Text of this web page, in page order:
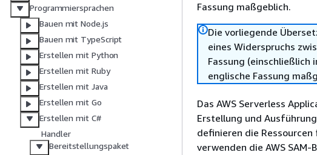
Programmiersprachen
Bauen mit Node.js
Bauen mit TypeScript
Erstellen mit Python
Erstellen mit Ruby
Erstellen mit Java
Erstellen mit Go
Erstellen mit C#
Handler
Bereitstellungspaket
Fassung maßgeblich.
Die vorliegende
eines Widerspruchs
Fassung (einschließlich
englische Fassung
Das AWS Serverless
Erstellung und
definieren die Ressourcen
verwenden die AWS SAM-